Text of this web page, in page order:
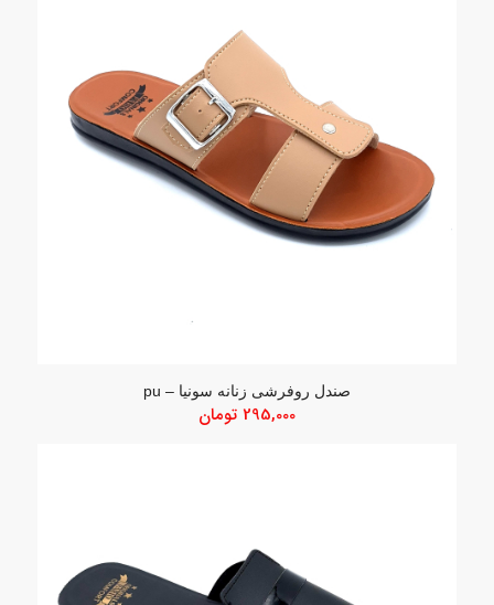
صندل روفرشی زنانه سونیا – pu
295,000 تومان